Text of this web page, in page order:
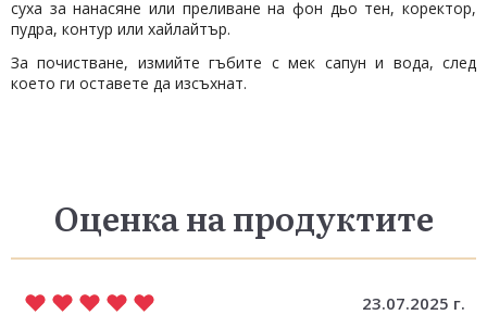
суха за нанасяне или преливане на фон дьо тен, коректор,
пудра, контур или хайлайтър.
За почистване, измийте гъбите с мек сапун и вода, след
което ги оставете да изсъхнат.
Оценка на продуктите
23.07.2025 г.